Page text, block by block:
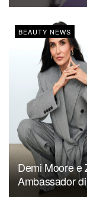
BEAUTY NEWS
Demi Moore e
Ambassador